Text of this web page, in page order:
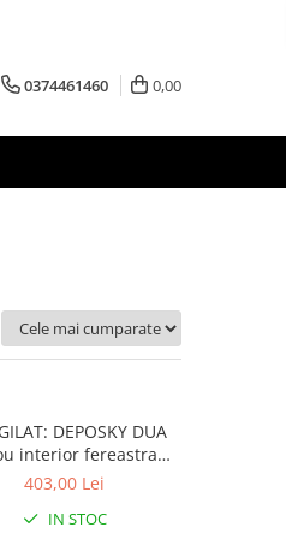
0374461460 0,00
DEPOSKY DUA
interior fereastra
opac compatibil cu
403,00 Lei
IN STOC